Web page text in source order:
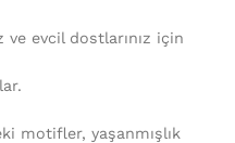
ve evcil dostlarınız için
motifler, yaşanmışlık